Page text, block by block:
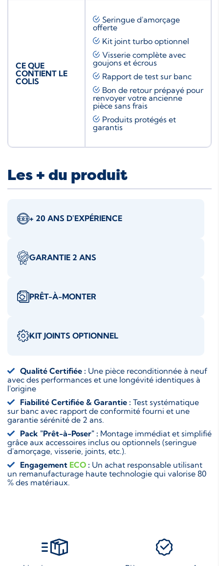
CE QUE
CONTIENT LE
COLIS
Seringue d'amorçage
offerte
Kit joint turbo optionnel
Visserie complète avec
goujons et écrous
Rapport de test sur banc
Bon de retour prépayé pour
renvoyer votre ancienne
pièce sans frais
Produits protégés et
garantis
Les + du produit
+ 20 ANS D'EXPÉRIENCE
GARANTIE 2 ANS
PRÊT-À-MONTER
KIT JOINTS OPTIONNEL
Qualité Certifiée : Une pièce reconditionnée à neuf
avec des performances et une longévité identiques à
l'origine
Fiabilité Certifiée & Garantie : Test systématique
sur banc avec rapport de conformité fourni et une
garantie sérénité de 2 ans.
Pack "Prêt-à-Poser" : Montage immédiat et simplifié
grâce aux accessoires inclus ou optionnels (seringue
d'amorçage, visserie, joints, etc.).
Engagement ECO : Un achat responsable utilisant
un remanufacturage haute technologie qui valorise 80
% des matériaux.